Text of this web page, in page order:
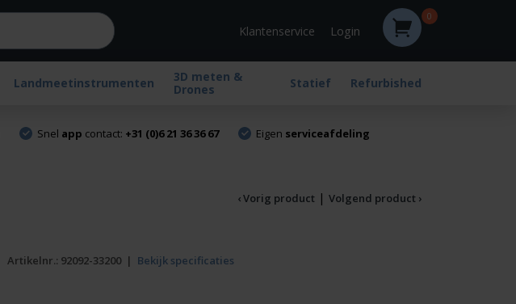
Klantenservice Login
0
Landmeetinstrumenten
3D meten &
Drones
Statief Refurbished
Snel app contact: +31 (0)6 21 36 36 67 Eigen serviceafdeling
‹ Vorig product | Volgend product ›
Artikelnr.: 92092-33200 | Bekijk specificaties